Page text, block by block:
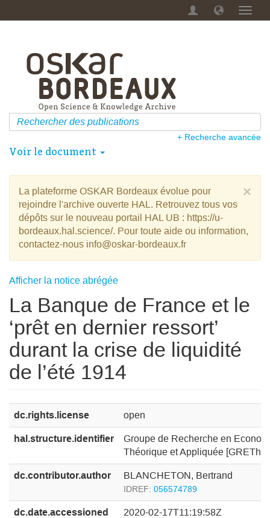
Menu
+ Recherche avancée
Voir le document
×
La plateforme OSKAR Bordeaux évolue pour
rejoindre l'archive ouverte HAL. Retrouvez tous vos
dépôts sur le nouveau portail HAL UB : https://u-
bordeaux.hal.science/. Pour toute aide ou information,
contactez-nous info@oskar-bordeaux.fr
Afficher la notice abrégée
La Banque de France et le
‘prêt en dernier ressort’
durant la crise de liquidité
de l’été 1914
dc.rights.license open
hal.structure.identifier
Groupe de Recherche en
Théorique et Appliquée [GREThA]
dc.contributor.author BLANCHETON, Bertrand
IDREF: 056574789
dc.date.accessioned 2020-02-17T11:19:58Z